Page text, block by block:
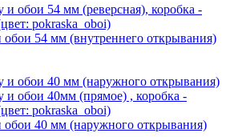
обои 54 мм (внутреннего открывания)
обои 40 мм (наружного открывания)